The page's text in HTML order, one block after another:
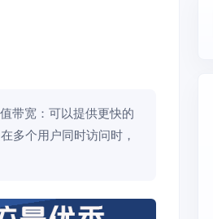
带宽：可以提供更快的
多个用户同时访问时，